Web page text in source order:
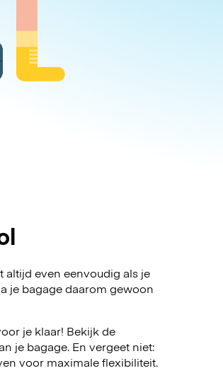
altijd even eenvoudig als je
je bagage daarom gewoon
je klaar! Bekijk de
je bagage. En vergeet niet:
voor maximale flexibiliteit.